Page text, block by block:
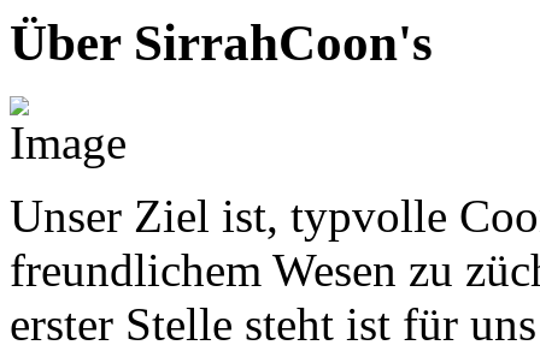
Über SirrahCoon's
Unser Ziel ist, typvolle
freundlichem Wesen zu
erster Stelle steht ist für